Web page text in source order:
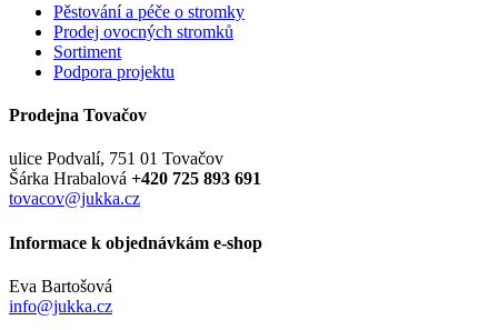
Pěstování a péče o stromky
Prodej ovocných stromků
Sortiment
Podpora projektu
Prodejna Tovačov
ulice Podvalí, 751 01 Tovačov
Šárka Hrabalová +420 725 893 691
tovacov@jukka.cz
Informace k objednávkám e-shop
Eva Bartošová
info@jukka.cz